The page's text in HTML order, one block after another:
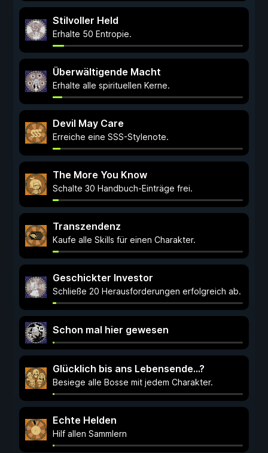
Stilvoller Held
Erhalte 50 Entropie.
Überwältigende Macht
Erhalte alle spirituellen Kerne.
Devil May Care
Erreiche eine SSS-Stylenote.
The More You Know
Schalte 30 Handbuch-Einträge frei.
Transzendenz
Kaufe alle Skills für einen Charakter.
Geschickter Investor
Schließe 20 Herausforderungen erfolgreich ab.
Schon mal hier gewesen
Glücklich bis ans Lebensende...?
Besiege alle Bosse mit jedem Charakter.
Echte Helden
Hilf allen Sammlern